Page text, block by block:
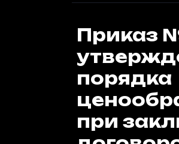
Приказ
порядка
при